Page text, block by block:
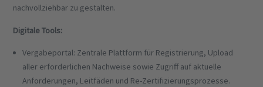
nachvollziehbar zu gestalten.
Digitale Tools:
Vergabeportal: Zentrale Plattform für Registrierung, Upload
aller erforderlichen Nachweise sowie Zugriff auf aktuelle
Anforderungen, Leitfäden und Re-Zertifizierungsprozesse.